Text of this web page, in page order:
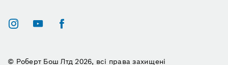
© Роберт Бош Лтд 2026, всі права захищені